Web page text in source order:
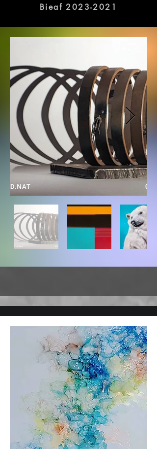
galleries in Busan.
Bieaf 2023-2021
gallery